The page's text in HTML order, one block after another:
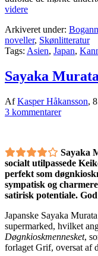
videre
Arkiveret under:
noveller, Skønlitteratur
Tags: Asien, Japan,
Sayaka
AfKasper Håkansson,
3 kommentarer
Sayaka
socialt utilpassede
perfekt som
sympatisk og
satirisk potentiale.
Japanske Sayaka
supermarked, hvilket
Døgnkioskmennesket,
forlaget Grif, oversat af